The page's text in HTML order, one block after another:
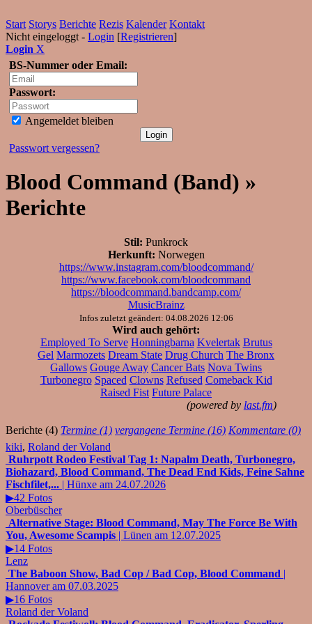
Start Storys Berichte Rezis Kalender Kontakt
Nicht eingeloggt - Login [Registrieren]
Login X
BS-Nummer oder Email:
Passwort:
Angemeldet bleiben
Passwort vergessen?
Blood Command (Band) »
Berichte
Stil: Punkrock
Herkunft: Norwegen
https://www.instagram.com/bloodcommand/
https://www.facebook.com/bloodcommand
https://bloodcommand.bandcamp.com/
MusicBrainz
Infos zuletzt geändert: 04.08.2026 12:06
Wird auch gehört:
Employed To Serve Honningbarna Kvelertak Brutus
Gel Marmozets Dream State Drug Church The Bronx
Gallows Gouge Away Cancer Bats Nova Twins
Turbonegro Spaced Clowns Refused Comeback Kid
Raised Fist Future Palace
(powered by last.fm)
Berichte (4) Termine (1) vergangene Termine (16) Kommentare (0)
kiki, Roland der Voland
Ruhrpott Rodeo Festival Tag 1: Napalm Death, Turbonegro,
Biohazard, Blood Command, The Dead End Kids, Feine Sahne
Fischfilet,... | Hünxe am 24.07.2026
▶42 Fotos
Oberbüscher
Alternative Stage: Blood Command, May The Force Be With
You, Awesome Scampis | Lünen am 12.07.2025
▶14 Fotos
Lenz
The Baboon Show, Bad Cop / Bad Cop, Blood Command |
Hannover am 07.03.2025
▶16 Fotos
Roland der Voland